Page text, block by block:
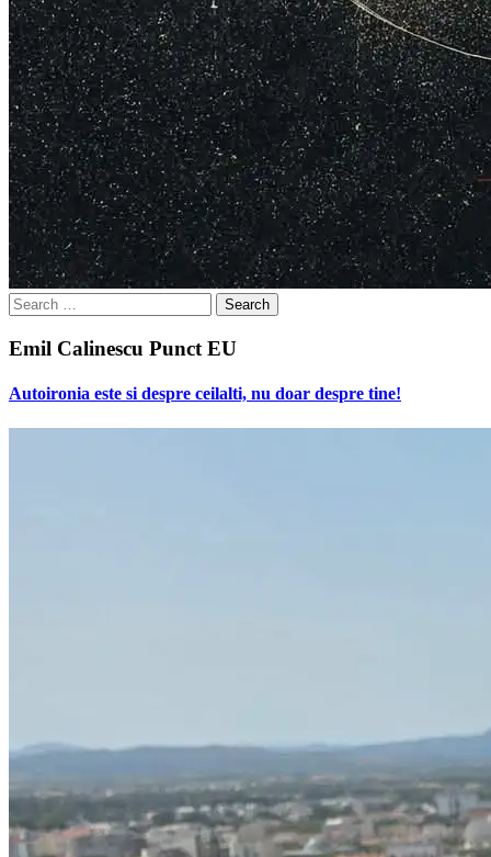
Search
for:
Emil Calinescu Punct EU
Autoironia este si despre ceilalti, nu doar despre tine!